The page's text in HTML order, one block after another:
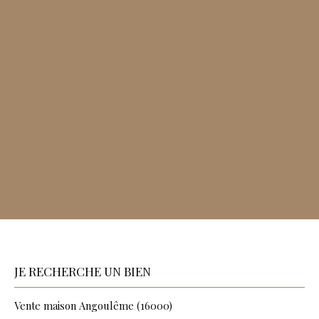
JE RECHERCHE UN BIEN
Vente maison Angoulême (16000)